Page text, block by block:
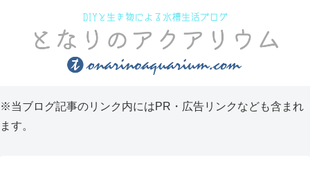
※当ブログ記事のリンク内にはPR・広告リンクなども含まれ
ます。